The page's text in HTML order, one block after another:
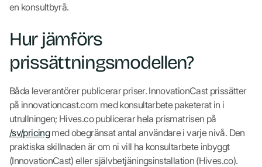
en konsultbyrå.
Hur jämförs
prissättningsmodellen?
Båda leverantörer publicerar priser. InnovationCast prissätter
på innovationcast.com med konsultarbete paketerat in i
utrullningen; Hives.co publicerar hela prismatrisen på
/sv/pricingmed obegränsat antal användare i varje nivå. Den
praktiska skillnaden är om ni vill ha konsultarbete inbyggt
(InnovationCast) eller självbetjäningsinstallation (Hives.co).